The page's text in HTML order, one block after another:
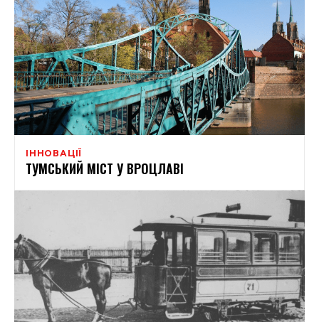
ІННОВАЦІЇ
ТУМСЬКИЙ МІСТ У ВРОЦЛАВІ